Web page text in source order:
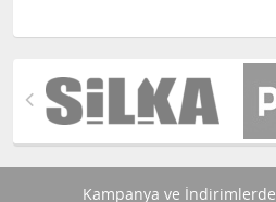
Kampanya ve